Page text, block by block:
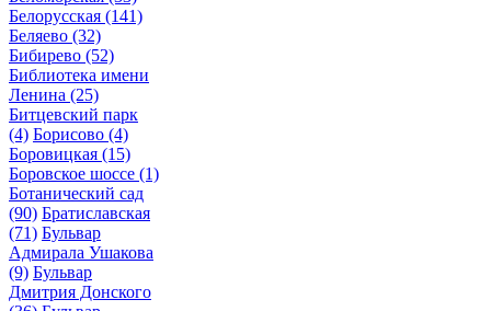
Белорусская (141)
Беляево (32)
Бибирево (52)
Библиотека имени
Ленина (25)
Битцевский парк
(4) Борисово (4)
Боровицкая (15)
Боровское шоссе (1)
Ботанический сад
(90) Братиславская
(71) Бульвар
Адмирала Ушакова
(9) Бульвар
Дмитрия Донского